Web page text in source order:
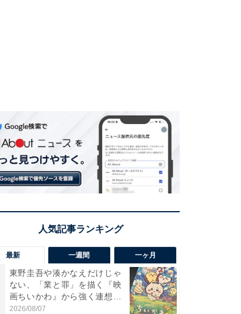
最新 一週間 一ヶ月
東野圭吾や湊かなえだけじゃ
ない、「業と罪」を描く『映
画ちいかわ』から強く連想し
た...
2026/08/07